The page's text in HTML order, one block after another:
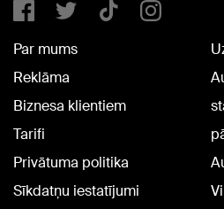
Par mums
Reklāma
Biznesa klientiem
Tarifi
Privātuma politika
Sīkdatņu iestatījumi